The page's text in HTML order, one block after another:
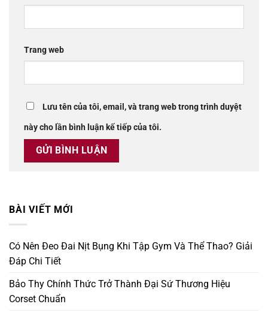
Trang web
Lưu tên của tôi, email, và trang web trong trình duyệt
này cho lần bình luận kế tiếp của tôi.
BÀI VIẾT MỚI
Có Nên Đeo Đai Nịt Bụng Khi Tập Gym Và Thể Thao? Giải
Đáp Chi Tiết
Bảo Thy Chính Thức Trở Thành Đại Sứ Thương Hiệu
Corset Chuẩn